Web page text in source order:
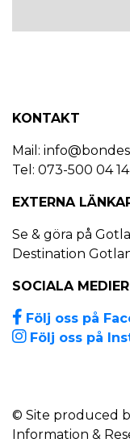
KONTAKT
Mail:
Tel: 073-500 04 14
EXTERNA
Se & göra på
Destination
SOCIALA MEDIER
Följ oss på
Följ oss på
© Site produced
Information &